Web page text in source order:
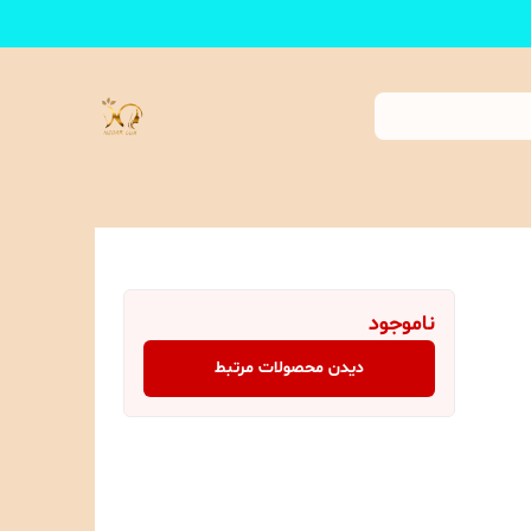
ناموجود
دیدن محصولات مرتبط